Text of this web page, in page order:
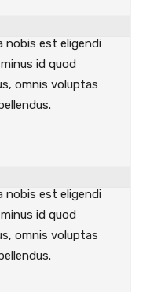
nobis est eligendi
id quod
omnis voluptas
nobis est eligendi
id quod
omnis voluptas